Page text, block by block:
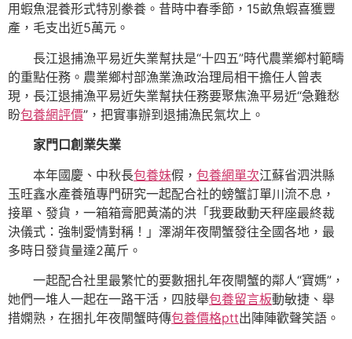
用蝦魚混養形式特別豢養。昔時中春季節，15畝魚蝦喜獲豐
產，毛支出近5萬元。
長江退捕漁平易近失業幫扶是“十四五”時代農業鄉村範疇
的重點任務。農業鄉村部漁業漁政治理局相干擔任人曾表
現，長江退捕漁平易近失業幫扶任務要聚焦漁平易近“急難愁
盼包養網評價”，把實事辦到退捕漁民氣坎上。
家門口創業失業
本年國慶、中秋長包養妹假， 包養網單次江蘇省泗洪縣
玉旺鑫水產養殖專門研究一起配合社的螃蟹訂單川流不息，
接單、發貨，一箱箱膏肥黃滿的洪「我要啟動天秤座最終裁
決儀式：強制愛情對稱！」澤湖年夜閘蟹發往全國各地，最
多時日發貨量達2萬斤。
一起配合社里最繁忙的要數捆扎年夜閘蟹的鄰人“寶媽”，
她們一堆人一起在一路干活，四肢舉包養留言板動敏捷、舉
措嫻熟，在捆扎年夜閘蟹時傳包養價格ptt出陣陣歡聲笑語。